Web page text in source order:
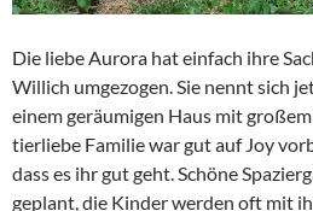
Die liebe Aurora hat einfach ihre
Willich umgezogen. Sie nennt sich
einem geräumigen Haus mit
tierliebe Familie war gut auf Joy
dass es ihr gut geht. Schöne
geplant, die Kinder werden oft mit